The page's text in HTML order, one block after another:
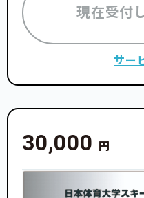
現在受付
サー
30,000 円